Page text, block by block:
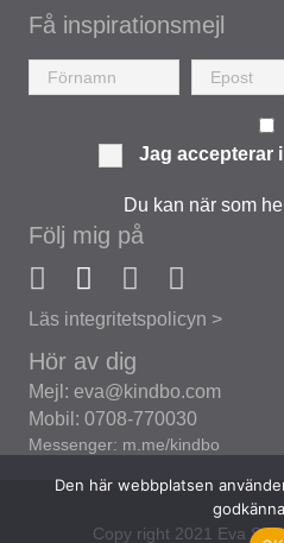
Få inspirationsmejl
Jag accepterar
Du kan när som
Följ mig på
Läs integritetspolicyn >
Hör av dig
Mejl: eva@kindbo.com
Mobil: 0708-770030
Messenger: m.me/kindbo
Copy right 2021 Eva
Den här webbplatsen